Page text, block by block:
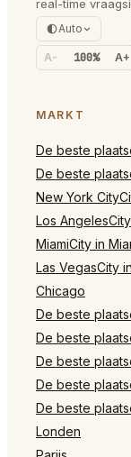
real-time
Auto
A- 100% A+
MARKT
De beste
De beste
New York
Los
MiamiCity in
Las VegasCity
Chicago
De beste
De beste
De beste
De beste
De beste
Londen